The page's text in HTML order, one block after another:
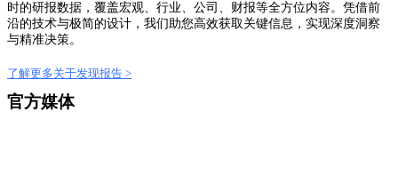
时的研报数据，覆盖宏观、行业、公司、财报等全方位内容。凭借前
沿的技术与极简的设计，我们助您高效获取关键信息，实现深度洞察
与精准决策。
了解更多关于发现报告 >
官方媒体